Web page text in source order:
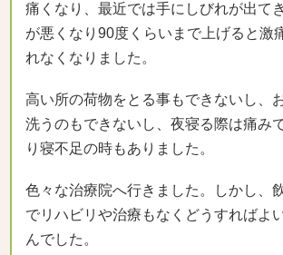
痛くなり、最近では手にしびれが出て
が悪くなり90度くらいまで上げると激
れなくなりました。
高い所の荷物をとる事もできないし、
洗うのもできないし、夜寝る際は痛み
り寝不足の時もありました。
色々な治療院へ行きました。しかし、
でリハビリや治療もなくどうすればよ
んでした。